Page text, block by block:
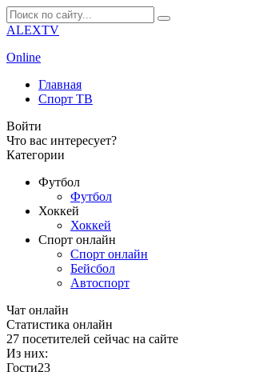
ALEXTV
Online
Главная
Спорт ТВ
Войти
Что вас интересует?
Категории
Футбол
Футбол
Хоккей
Хоккей
Спорт онлайн
Спорт онлайн
Бейсбол
Автоспорт
Чат онлайн
Cтатистика онлайн
27 посетителей сейчас на сайте
Из них:
Гости23